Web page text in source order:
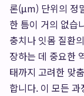
론(μm) 단위의 정
한 틈이 거의 없습
충치나 잇몸 질환
장하는 데 중요한
태까지 고려한 맞
합니다. 이 모든 과